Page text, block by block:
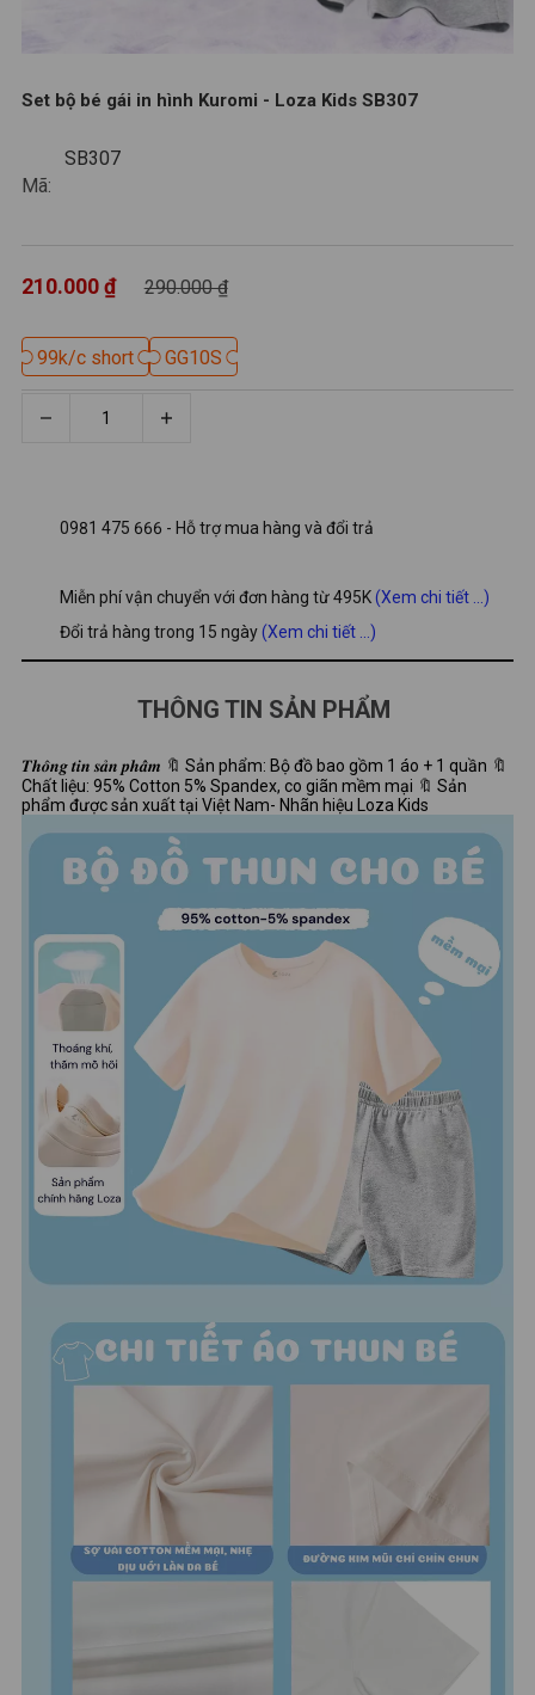
Set bộ bé gái in hình Kuromi - Loza Kids SB307
Mã:
290.000 ₫
210.000 ₫
0981 475 666 - Hỗ trợ mua hàng và đổi trả
Miễn phí vận chuyển với đơn hàng từ 495K(Xem chi tiết ...)
Đổi trả hàng trong 15 ngày(Xem chi tiết ...)
SB307
99k/c short
99k/c short GG10S
GG10S
THÔNG TIN SẢN PHẨM
𝑻𝒉𝒐̂𝒏𝒈 𝒕𝒊𝒏 𝒔𝒂̉𝒏 𝒑𝒉𝒂̂̉𝒎 🔖 Sản phẩm: Bộ đồ bao gồm 1 áo + 1 quần 🔖
Chất liệu: 95% Cotton 5% Spandex, co giãn mềm mại 🔖 Sản
phẩm được sản xuất tại Việt Nam- Nhãn hiệu Loza Kids